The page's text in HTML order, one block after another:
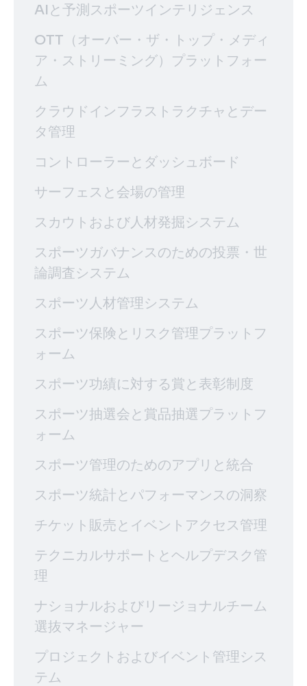
AIと予測スポーツインテリジェンス
OTT（オーバー・ザ・トップ・メディ
ア・ストリーミング）プラットフォー
ム
クラウドインフラストラクチャとデー
タ管理
コントローラーとダッシュボード
サーフェスと会場の管理
スカウトおよび人材発掘システム
スポーツガバナンスのための投票・世
論調査システム
スポーツ人材管理システム
スポーツ保険とリスク管理プラットフ
ォーム
スポーツ功績に対する賞と表彰制度
スポーツ抽選会と賞品抽選プラットフ
ォーム
スポーツ管理のためのアプリと統合
スポーツ統計とパフォーマンスの洞察
チケット販売とイベントアクセス管理
テクニカルサポートとヘルプデスク管
理
ナショナルおよびリージョナルチーム
選抜マネージャー
プロジェクトおよびイベント管理シス
テム